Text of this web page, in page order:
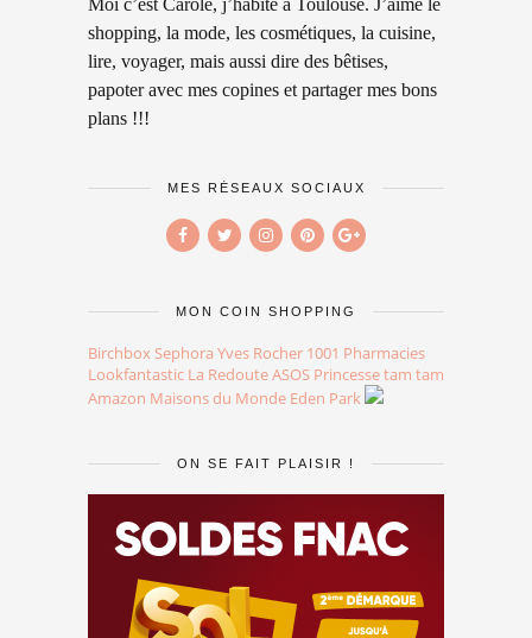
Moi c’est Carole, j’habite à Toulouse. J’aime le
shopping, la mode, les cosmétiques, la cuisine,
lire, voyager, mais aussi dire des bêtises,
papoter avec mes copines et partager mes bons
plans !!!
MES RÉSEAUX SOCIAUX
MON COIN SHOPPING
Birchbox Sephora Yves Rocher 1001 Pharmacies
Lookfantastic La RedouteASOS Princesse tam tam
Amazon Maisons du Monde Eden Park
ON SE FAIT PLAISIR !